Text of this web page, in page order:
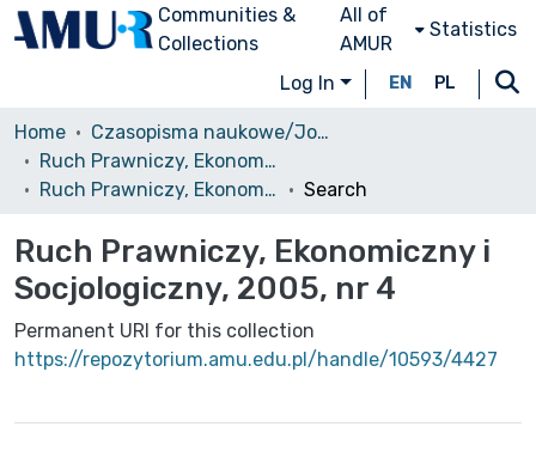
Communities &
Collections
All of
AMUR
Statistics
Log In EN PL
Home
Czasopisma naukowe/Journals
Ruch Prawniczy, Ekonomiczny i Socjologiczny
Ruch Prawniczy, Ekonomiczny i Socjologiczny, 2005, nr 4
Search
Ruch Prawniczy, Ekonomiczny i
Socjologiczny, 2005, nr 4
Permanent URI for this collection
https://repozytorium.amu.edu.pl/handle/10593/4427